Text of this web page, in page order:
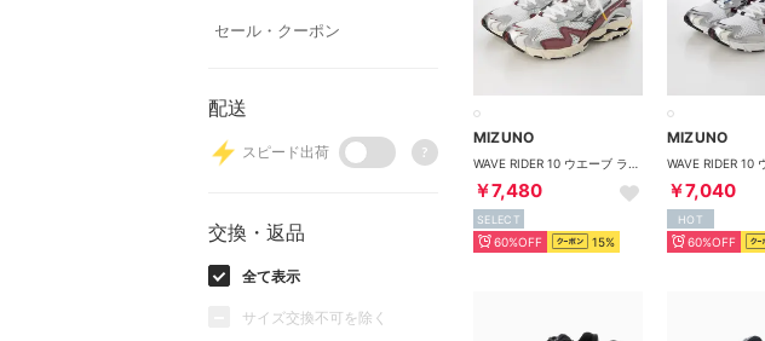
セール・クーポン
配送
スピード出荷 ?
交換・返品
全て表示
サイズ交換不可を除く
MIZUNO
￥7,480
SELECT
60%OFF 15%
MIZUNO
￥7,040
HOT
60%OFF